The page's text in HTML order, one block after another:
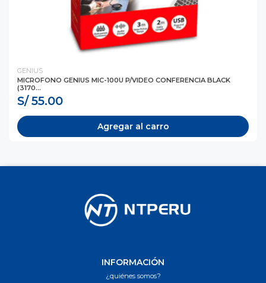
GENIUS
MICROFONO GENIUS MIC-100U P/VIDEO CONFERENCIA BLACK
(3170...
S/ 55.00
Agregar al carro
INFORMACIÓN
¿quiénes somos?